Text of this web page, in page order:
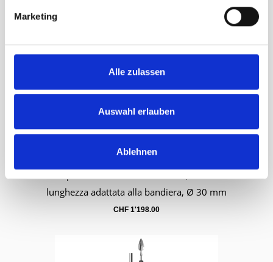
Marketing
Alle zulassen
Auswahl erlauben
Ablehnen
Carrello
lunghezza adattata alla bandiera, Ø 30 mm
CHF 1'198.00